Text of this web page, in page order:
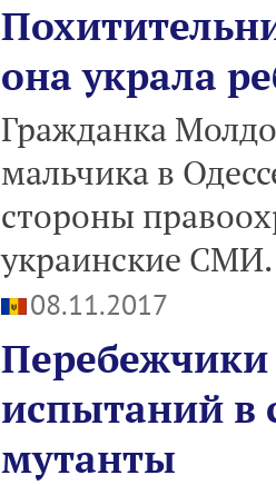
она украла
Гражданка
мальчика в
стороны
украинские СМИ.
08.11.2017
испытаний в
мутанты